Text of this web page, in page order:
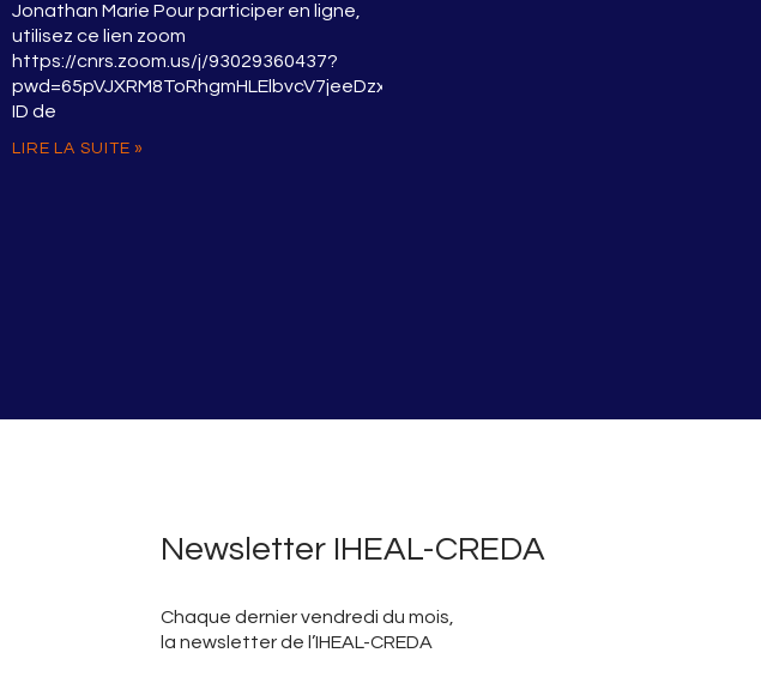
Jonathan Marie Pour participer en ligne,
utilisez ce lien zoom
https://cnrs.zoom.us/j/93029360437?
pwd=65pVJXRM8ToRhgmHLElbvcV7jeeDzx.1
ID de
LIRE LA SUITE »
Newsletter IHEAL-CREDA
Chaque dernier vendredi du mois,
la newsletter de l’IHEAL-CREDA